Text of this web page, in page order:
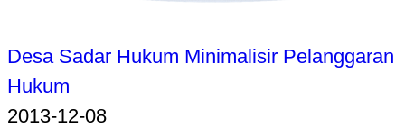
Desa Sadar Hukum Minimalisir Pelanggaran
Hukum
2013-12-08